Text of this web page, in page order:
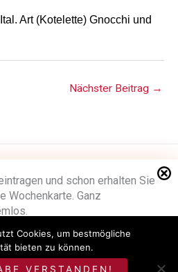
Art (Kotelette) Gnocchi und
und schon erhalten Sie
Wochenkarte. Ganz
Nächster Beitrag →
Impressum
Seitz
Cookies, um bestmögliche
bieten zu können.
VERSTANDEN!